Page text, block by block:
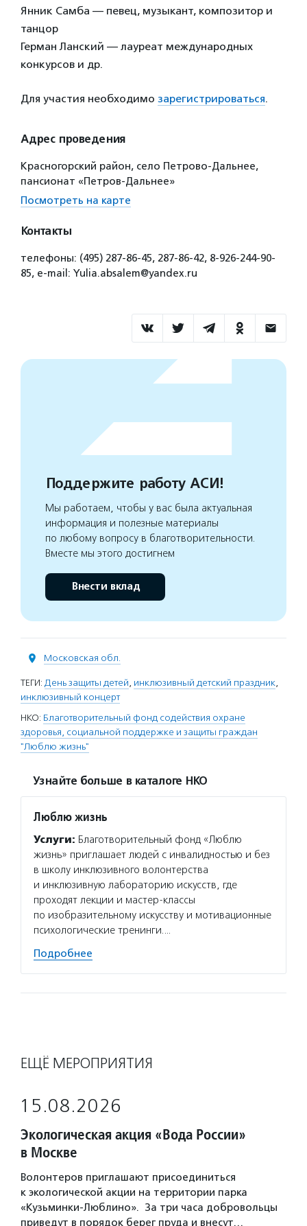
Янник Самба — певец, музыкант, композитор и
танцор
Герман Ланский — лауреат международных
конкурсов и др.
Для участия необходимо зарегистрироваться.
Адрес проведения
Красногорский район, село Петрово-Дальнее,
пансионат «Петров-Дальнее»
Посмотреть на карте
Контакты
телефоны: (495) 287-86-45, 287-86-42, 8-926-244-90-
85, e-mail: Yulia.absalem@yandex.ru
Поддержите работу АСИ!
Мы работаем, чтобы у вас была актуальная
информация и полезные материалы
по любому вопросу в благотворительности.
Вместе мы этого достигнем
Внести вклад
Московская обл.
ТЕГИ: День защиты детей, инклюзивный детский праздник,
инклюзивный концерт
НКО: Благотворительный фонд содействия охране
здоровья, социальной поддержке и защиты граждан
"Люблю жизнь"
Узнайте больше в каталоге НКО
Люблю жизнь
Услуги: Благотворительный фонд «Люблю
жизнь» приглашает людей с инвалидностью и без
в школу инклюзивного волонтерства
и инклюзивную лабораторию искусств, где
проходят лекции и мастер-классы
по изобразительному искусству и мотивационные
психологические тренинги.…
Подробнее
ЕЩЁ МЕРОПРИЯТИЯ
15.08.2026
Экологическая акция «Вода России»
в Москве
Волонтеров приглашают присоединиться
к экологической акции на территории парка
«Кузьминки-Люблино». За три часа добровольцы
приведут в порядок берег пруда и внесут…